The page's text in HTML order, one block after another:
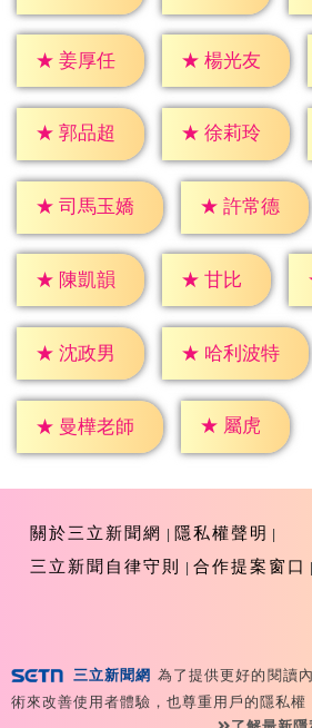
★ 姜厚任 ★ 楊光友
★ 郭品超 ★ 徐莉玲
★ 司馬玉嬌 ★ 許常德
★ 陳凱韻 ★ 甘比
★ 沈政男 ★ 哈利波特
★ 曼樺老師 ★ 屬虎
關於三立新聞網
隱私權聲明
三立新聞自律守則
合作提案窗口
Copyright ©2026 Sanlih E-
Reserved 版權所有 盜用必究 台北
三立新聞網 為了提供更好的閱讀
術來改善使用者體驗，也尊重用戶的隱私權